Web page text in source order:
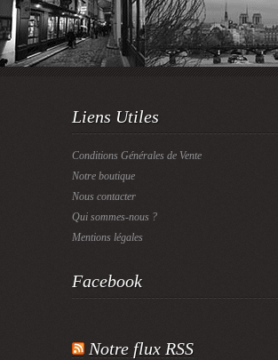
Liens Utiles
Conditions Générales de Vente
Notre boutique
Nous contacter
Qui sommes-nous ?
Mentions légales
Facebook
Notre flux RSS